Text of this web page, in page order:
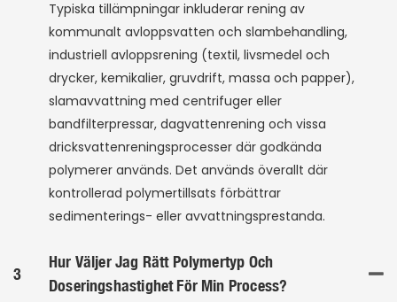
Typiska tillämpningar inkluderar rening av
kommunalt avloppsvatten och slambehandling,
industriell avloppsrening (textil, livsmedel och
drycker, kemikalier, gruvdrift, massa och papper),
slamavvattning med centrifuger eller
bandfilterpressar, dagvattenrening och vissa
dricksvattenreningsprocesser där godkända
polymerer används. Det används överallt där
kontrollerad polymertillsats förbättrar
sedimenterings- eller avvattningsprestanda.
3
Hur Väljer Jag Rätt Polymertyp Och
Doseringshastighet För Min Process?